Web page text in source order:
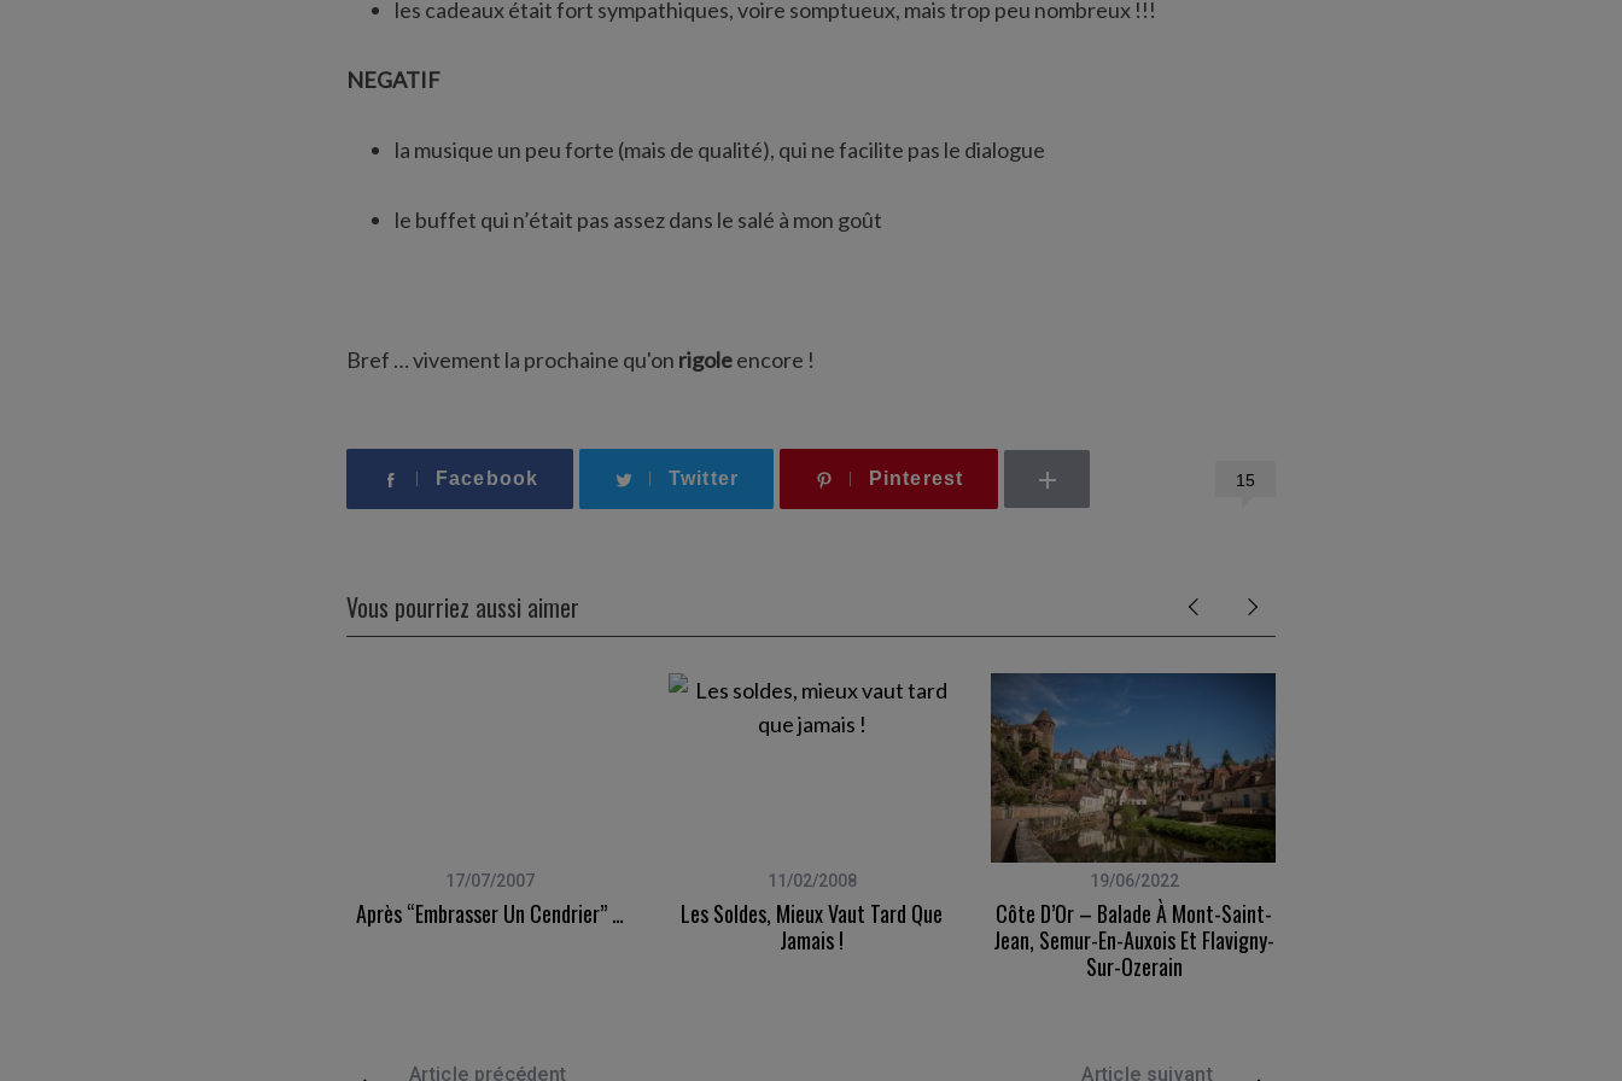
les cadeaux était fort sympathiques, voire somptueux, mais trop peu nombreux !!!
NEGATIF
la musique un peu forte (mais de qualité), qui ne facilite pas le dialogue
le buffet qui n’était pas assez dans le salé à mon goût
Bref … vivement la prochaine qu'on rigoleencore !
15
Facebook Twitter Pinterest
Vous pourriez aussi aimer
17/07/2007
Après “embrasser Un Cendrier” …
11/02/2008
Les Soldes, Mieux Vaut Tard Que
Jamais !
19/06/2022
Côte D’Or – Balade À Mont-Saint-
Jean, Semur-En-Auxois Et Flavigny-
Sur-Ozerain
Article précédent Article suivant